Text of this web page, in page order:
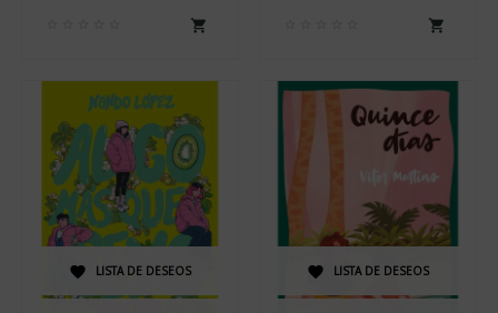
 
 LISTA DE DESEOS  LISTA DE DESEOS